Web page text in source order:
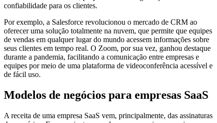
confiabilidade para os clientes.
Por exemplo, a Salesforce revolucionou o mercado de CRM ao
oferecer uma solução totalmente na nuvem, que permite que equipes
de vendas em qualquer lugar do mundo acessem informações sobre
seus clientes em tempo real. O Zoom, por sua vez, ganhou destaque
durante a pandemia, facilitando a comunicação entre empresas e
equipes por meio de uma plataforma de videoconferência acessível e
de fácil uso.
Modelos de negócios para empresas SaaS
A receita de uma empresa SaaS vem, principalmente, das assinaturas